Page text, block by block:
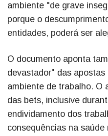
ambiente "de grave
porque o
entidades, poderá ser
O documento aponta
devastador" das
ambiente de trabalho. O
das bets, inclusive
endividamento dos
consequências na